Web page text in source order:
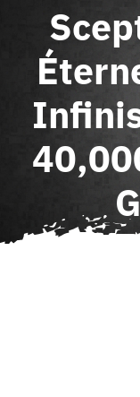
Boutique
Billetterie
Agenda